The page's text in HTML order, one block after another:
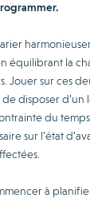
équilibrant la
Jouer sur ces
disposer d’un
du
sur l’état
à